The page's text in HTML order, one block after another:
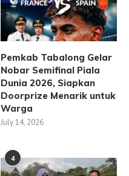
Pemkab Tabalong Gelar
Nobar Semifinal Piala
Dunia 2026, Siapkan
Doorprize Menarik untuk
Warga
July 14, 2026
4